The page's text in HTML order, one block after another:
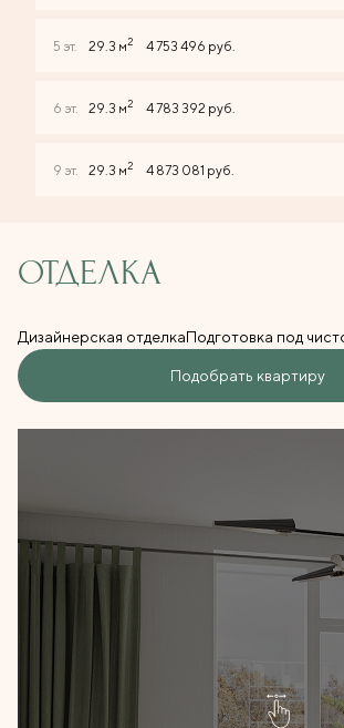
5 эт. 29.3 м2 4 753 496 руб.
6 эт. 29.3 м2 4 783 392 руб.
9 эт. 29.3 м2 4 873 081 руб.
ОТДЕЛКА
Дизайнерская отделкаПодготовка под
Подобрать квартиру